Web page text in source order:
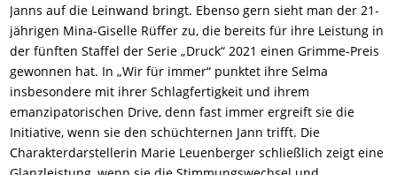
Janns auf die Leinwand bringt. Ebenso gern sieht man der 21-
jährigen Mina-Giselle Rüffer zu, die bereits für ihre Leistung in
der fünften Staffel der Serie „Druck“ 2021 einen Grimme-Preis
gewonnen hat. In „Wir für immer“ punktet ihre Selma
insbesondere mit ihrer Schlagfertigkeit und ihrem
emanzipatorischen Drive, denn fast immer ergreift sie die
Initiative, wenn sie den schüchternen Jann trifft. Die
Charakterdarstellerin Marie Leuenberger schließlich zeigt eine